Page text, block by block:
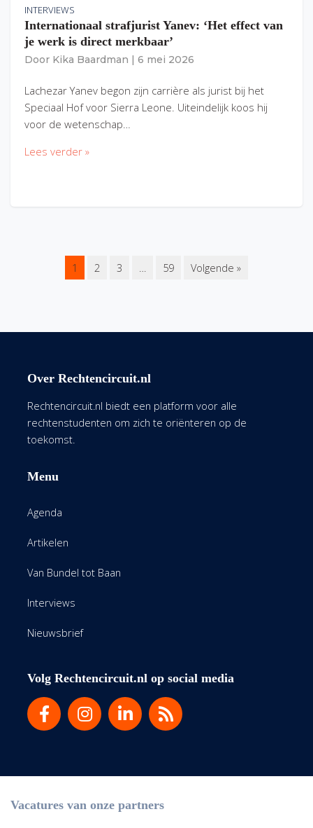
INTERVIEWS
Internationaal strafjurist Yanev: ‘Het effect van
je werk is direct merkbaar’
Door Kika Baardman 6 mei 2026
Lachezar Yanev begon zijn carrière als jurist bij het
Speciaal Hof voor Sierra Leone. Uiteindelijk koos hij
voor de wetenschap…
Lees verder »
1 2 3 … 59 Volgende »
Over Rechtencircuit.nl
Rechtencircuit.nl biedt een platform voor alle
rechtenstudenten om zich te oriënteren op de
toekomst.
Menu
Agenda
Artikelen
Van Bundel tot Baan
Interviews
Nieuwsbrief
Volg Rechtencircuit.nl op social media
Vacatures van onze partners